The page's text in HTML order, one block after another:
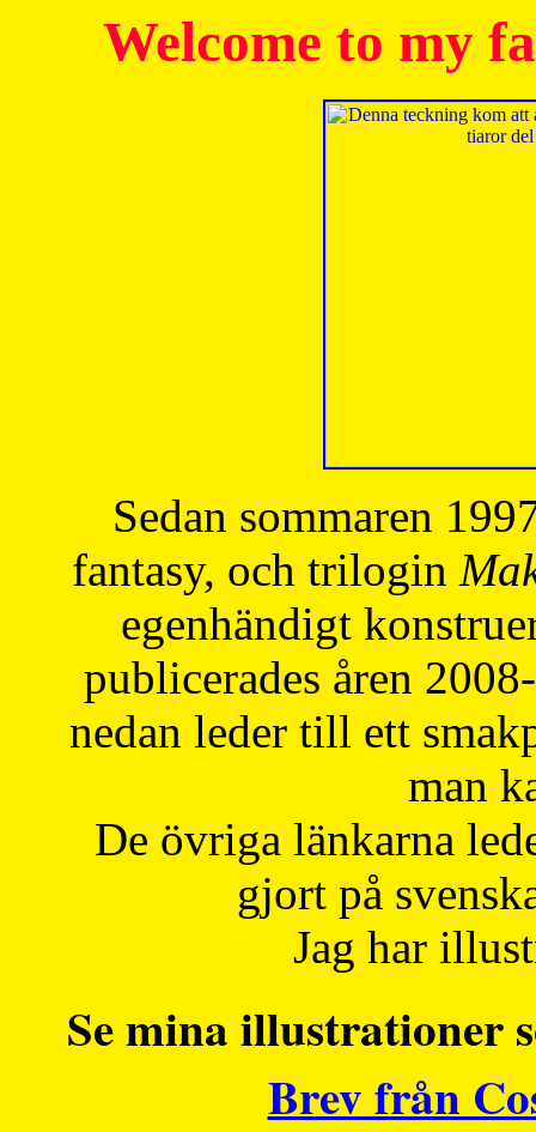
Welcome to my
Sedan sommaren
fantasy, och trilogin
egenhändigt
publicerades åren
nedan leder till ett
man
De övriga länkarna
gjort på
Jag har
Se mina illustrationer
Brev från